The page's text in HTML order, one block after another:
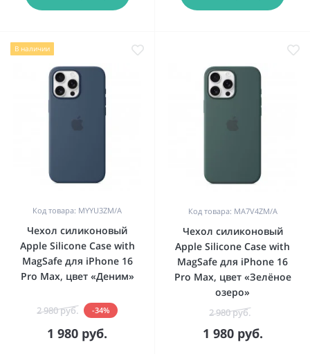
В наличии
Код товара: MYYU3ZM/A
Чехол силиконовый
Apple Silicone Case with
MagSafe для iPhone 16
Pro Max, цвет «Деним»
2 980 руб. -34%
1 980 руб.
Код товара: MA7V4ZM/A
Чехол силиконовый
Apple Silicone Case with
MagSafe для iPhone 16
Pro Max, цвет «Зелёное
озеро»
2 980 руб.
1 980 руб.